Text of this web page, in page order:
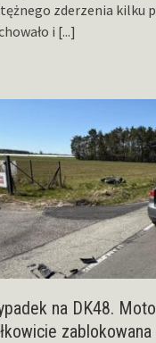
zderzenia kilku
i [...]
na DK48.
zablokowana